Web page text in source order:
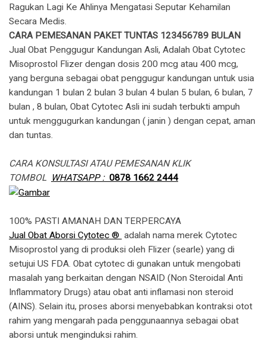
Ragukan Lagi Ke Ahlinya Mengatasi Seputar Kehamilan
Secara Medis.
CARA PEMESANAN PAKET TUNTAS 123456789 BULAN
Jual Obat Penggugur Kandungan Asli, Adalah Obat Cytotec
Misoprostol Flizer dengan dosis 200 mcg atau 400 mcg,
yang berguna sebagai obat penggugur kandungan untuk usia
kandungan 1 bulan 2 bulan 3 bulan 4 bulan 5 bulan, 6 bulan, 7
bulan , 8 bulan, Obat Cytotec Asli ini sudah terbukti ampuh
untuk menggugurkan kandungan ( janin ) dengan cepat, aman
dan tuntas.
CARA KONSULTASI ATAU PEMESANAN KLIK
TOMBOL
WHATSAPP : 0878 1662 2444
100% PASTI AMANAH DAN TERPERCAYA
Jual Obat Aborsi Cytotec ® adalah nama merek Cytotec
Misoprostol yang di produksi oleh Flizer (searle) yang di
setujui US FDA. Obat cytotec di gunakan untuk mengobati
masalah yang berkaitan dengan NSAID (Non Steroidal Anti
Inflammatory Drugs) atau obat anti inflamasi non steroid
(AINS). Selain itu, proses aborsi menyebabkan kontraksi otot
rahim yang mengarah pada penggunaannya sebagai obat
aborsi untuk menginduksi rahim.